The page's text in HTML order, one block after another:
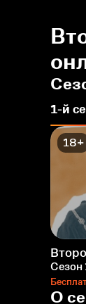
1-й
18+
Сезон
О